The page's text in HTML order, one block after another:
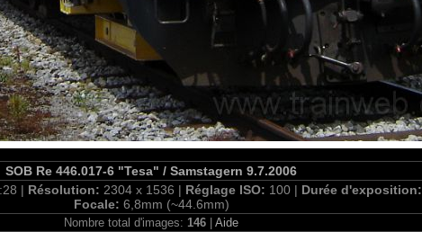
SOB Re 446.017-6 "Tesa" / Samstagern 9.7.2006
| Résolution: 2304 x 1536 | Réglage ISO: 100 | Durée d'exposition:
Focale: 6,8mm (~44.6mm)
Nombre total d'images: 146 Aide